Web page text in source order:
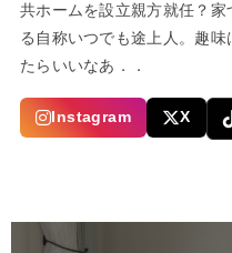
共ホームを設立親方就任？
る自称いつでも途上人。趣
たらいいなあ．．
Instagram X